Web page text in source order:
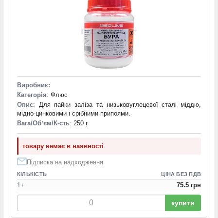
Виробник:
Категорія: Флюс
Опис: Для пайки заліза та низьковуглецевої сталі міддю,
мідно-цинковими і срібними припоями.
Вага/Обʼєм/К-сть: 250 г
товару немає в наявності
Підписка на надходження
КІЛЬКІСТЬ ЦІНА БЕЗ ПДВ
1+ 75.5 грн
купити